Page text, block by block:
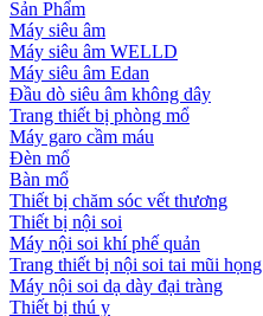
Sản Phẩm
Máy siêu âm
Máy siêu âm WELLD
Máy siêu âm Edan
Đầu dò siêu âm không dây
Trang thiết bị phòng mổ
Máy garo cầm máu
Đèn mổ
Bàn mổ
Thiết bị chăm sóc vết thương
Thiết bị nội soi
Máy nội soi khí phế quản
Trang thiết bị nội soi tai mũi họng
Máy nội soi dạ dày đại tràng
Thiết bị thú y